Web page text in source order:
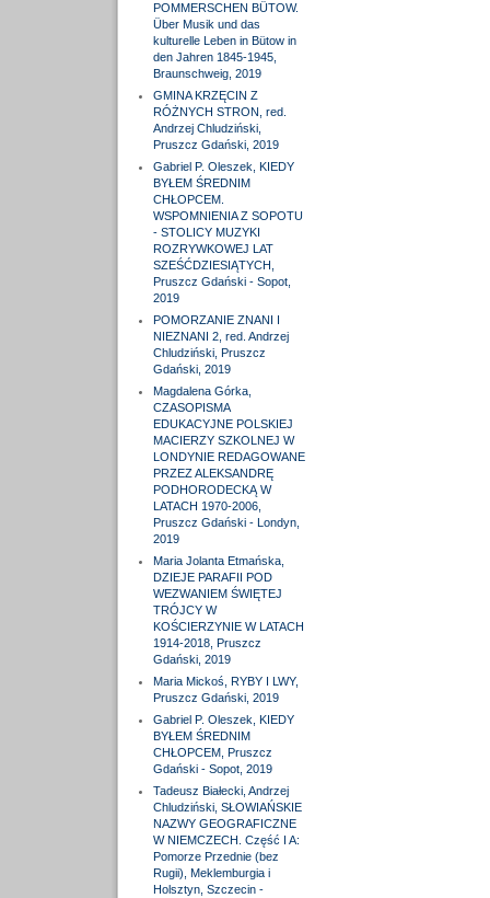
POMMERSCHEN BÜTOW.
Über Musik und das
kulturelle Leben in Bütow in
den Jahren 1845-1945,
Braunschweig, 2019
GMINA KRZĘCIN Z
RÓŻNYCH STRON, red.
Andrzej Chludziński,
Pruszcz Gdański, 2019
Gabriel P. Oleszek, KIEDY
BYŁEM ŚREDNIM
CHŁOPCEM.
WSPOMNIENIA Z SOPOTU
- STOLICY MUZYKI
ROZRYWKOWEJ LAT
SZEŚĆDZIESIĄTYCH,
Pruszcz Gdański - Sopot,
2019
POMORZANIE ZNANI I
NIEZNANI 2, red. Andrzej
Chludziński, Pruszcz
Gdański, 2019
Magdalena Górka,
CZASOPISMA
EDUKACYJNE POLSKIEJ
MACIERZY SZKOLNEJ W
LONDYNIE REDAGOWANE
PRZEZ ALEKSANDRĘ
PODHORODECKĄ W
LATACH 1970-2006,
Pruszcz Gdański - Londyn,
2019
Maria Jolanta Etmańska,
DZIEJE PARAFII POD
WEZWANIEM ŚWIĘTEJ
TRÓJCY W
KOŚCIERZYNIE W LATACH
1914-2018, Pruszcz
Gdański, 2019
Maria Mickoś, RYBY I LWY,
Pruszcz Gdański, 2019
Gabriel P. Oleszek, KIEDY
BYŁEM ŚREDNIM
CHŁOPCEM, Pruszcz
Gdański - Sopot, 2019
Tadeusz Białecki, Andrzej
Chludziński, SŁOWIAŃSKIE
NAZWY GEOGRAFICZNE
W NIEMCZECH. Część I A:
Pomorze Przednie (bez
Rugii), Meklemburgia i
Holsztyn, Szczecin -